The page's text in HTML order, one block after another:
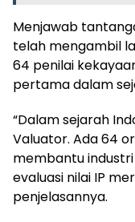
Menjawab
telah mengambil
64 penilai
pertama dalam
“Dalam sejarah
Valuator. Ada 64
membantu
evaluasi nilai IP
penjelasannya.